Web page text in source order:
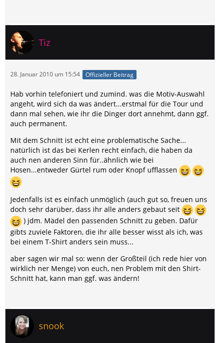
Tiz
28. Januar 2010 um 15:54 Offizieller Beitrag
Hab vorhin telefoniert und zumind. was die Motiv-Auswahl
angeht, wird sich da was ändert...erstmal für die Tour und
dann mal sehen, wie ihr die Dinger dort annehmt, dann ggf.
auch permanent.
Mit dem Schnitt ist echt eine problematische Sache...
natürlich ist das bei Kerlen recht einfach, die haben da
auch nen anderen Sinn für..ähnlich wie bei
Hosen...entweder Gürtel rum oder Knopf ufflassen
Jedenfalls ist es einfach unmöglich (auch gut so, freuen uns
doch sehr darüber, dass ihr alle anders gebaut seit
) jdm. Mädel den passenden Schnitt zu geben. Dafür
gibts zuviele Faktoren, die ihr alle besser wisst als ich, was
bei einem T-Shirt anders sein muss...
aber sagen wir mal so: wenn der Großteil (ich rede hier von
wirklich ner Menge) von euch, nen Problem mit den Shirt-
Schnitt hat, kann man ggf. was ändern!
snook